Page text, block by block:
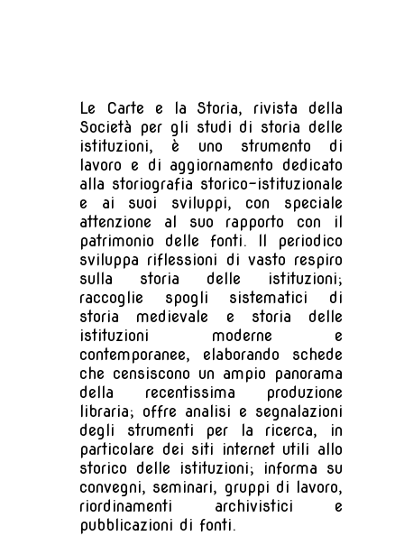
Le Carte e la Storia, rivista della
Società per gli studi di storia delle
istituzioni, è uno strumento di
lavoro e di aggiornamento dedicato
alla storiografia storico-istituzionale
e ai suoi sviluppi, con speciale
attenzione al suo rapporto con il
patrimonio delle fonti. Il periodico
sviluppa riflessioni di vasto respiro
sulla storia delle istituzioni;
raccoglie spogli sistematici di
storia medievale e storia delle
istituzioni moderne e
contemporanee, elaborando schede
che censiscono un ampio panorama
della recentissima produzione
libraria; offre analisi e segnalazioni
degli strumenti per la ricerca, in
particolare dei siti internet utili allo
storico delle istituzioni; informa su
convegni, seminari, gruppi di lavoro,
riordinamenti archivistici e
pubblicazioni di fonti.